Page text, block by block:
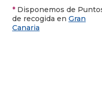
* Disponemos de
de recogida en Gran
Canaria